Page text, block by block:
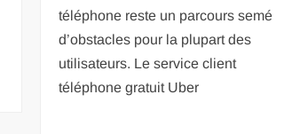
téléphone reste un parcours semé
d’obstacles pour la plupart des
utilisateurs. Le service client
téléphone gratuit Uber